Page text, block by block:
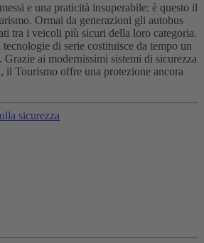
e una praticità insuperabile: è questo il
Ormai da generazioni gli autobus
tra i veicoli più sicuri della loro categoria.
di serie costituisce da tempo un
ai modernissimi sistemi di sicurezza
il Tourismo offre una protezione ancora
sicurezza